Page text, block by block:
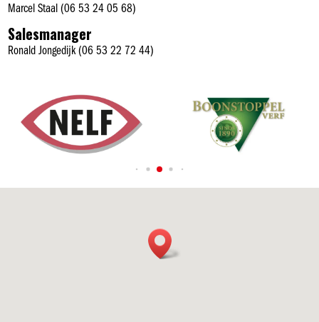
Marcel Staal (06 53 24 05 68)
Salesmanager
Ronald Jongedijk (06 53 22 72 44)